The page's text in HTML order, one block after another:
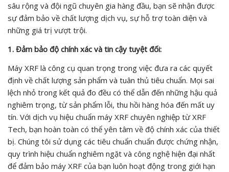
sâu rộng và đội ngũ chuyên gia hàng đầu, bạn sẽ nhận được
sự đảm bảo về chất lượng dịch vụ, sự hỗ trợ toàn diện và
những giá trị vượt trội.
1. Đảm bảo độ chính xác và tin cậy tuyệt đối:
Máy XRF là công cụ quan trọng trong việc đưa ra các quyết
định về chất lượng sản phẩm và tuân thủ tiêu chuẩn. Mọi sai
lệch nhỏ trong kết quả đo đều có thể dẫn đến những hậu quả
nghiêm trọng, từ sản phẩm lỗi, thu hồi hàng hóa đến mất uy
tín. Với dịch vụ hiệu chuẩn máy XRF chuyên nghiệp từ XRF
Tech, bạn hoàn toàn có thể yên tâm về độ chính xác của thiết
bị. Chúng tôi sử dụng các tiêu chuẩn chuẩn được chứng nhận,
quy trình hiệu chuẩn nghiêm ngặt và công nghệ hiện đại nhất
để đảm bảo máy XRF của bạn luôn hoạt động trong giới hạn